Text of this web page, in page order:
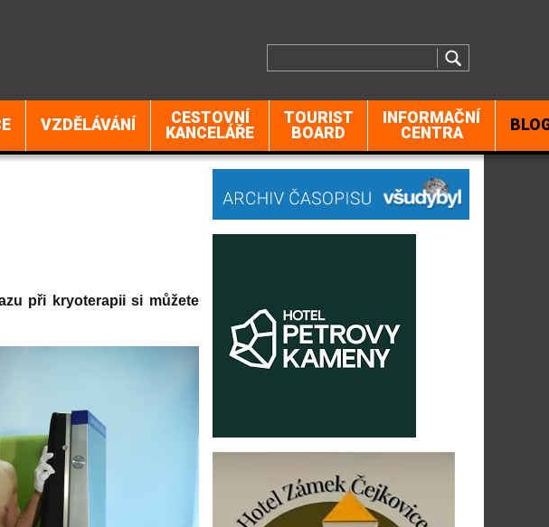
VZDĚLÁVÁNÍ
CESTOVNÍ
KANCELÁŘE
TOURIST
BOARD
INFORMAČNÍ
CENTRA
při kryoterapii si můžete